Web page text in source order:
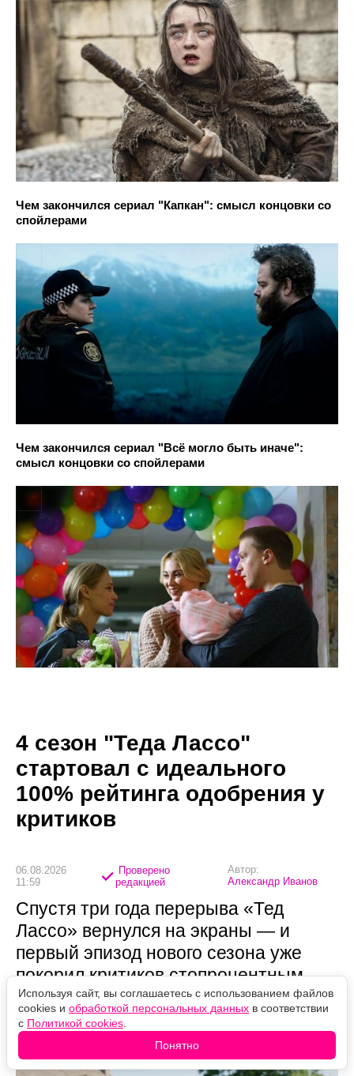
Чем закончился сериал "Капкан": смысл концовки со
спойлерами
Чем закончился сериал "Всё могло быть иначе":
смысл концовки со спойлерами
4 сезон "Теда Лассо"
стартовал с идеального
100% рейтинга одобрения у
критиков
06.08.2026
11:59
Проверено
редакцией
Автор:
Александр Иванов
Спустя три года перерыва «Тед
Лассо» вернулся на экраны — и
первый эпизод нового сезона уже
покорил критиков стопроцентным
рейтингом, вновь напоминая, за что
зрители полюбили неунывающего
тренера.
Используя сайт, вы соглашаетесь с использованием файлов
cookies и обработкой персональных данных в соответствии
с Политикой cookies
Понятно